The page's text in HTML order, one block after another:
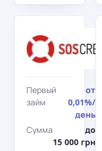
Первый
займ
от
0,01%/
день
Сумма
до
15 000 грн